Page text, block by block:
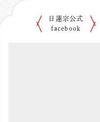
日蓮宗公式
facebook